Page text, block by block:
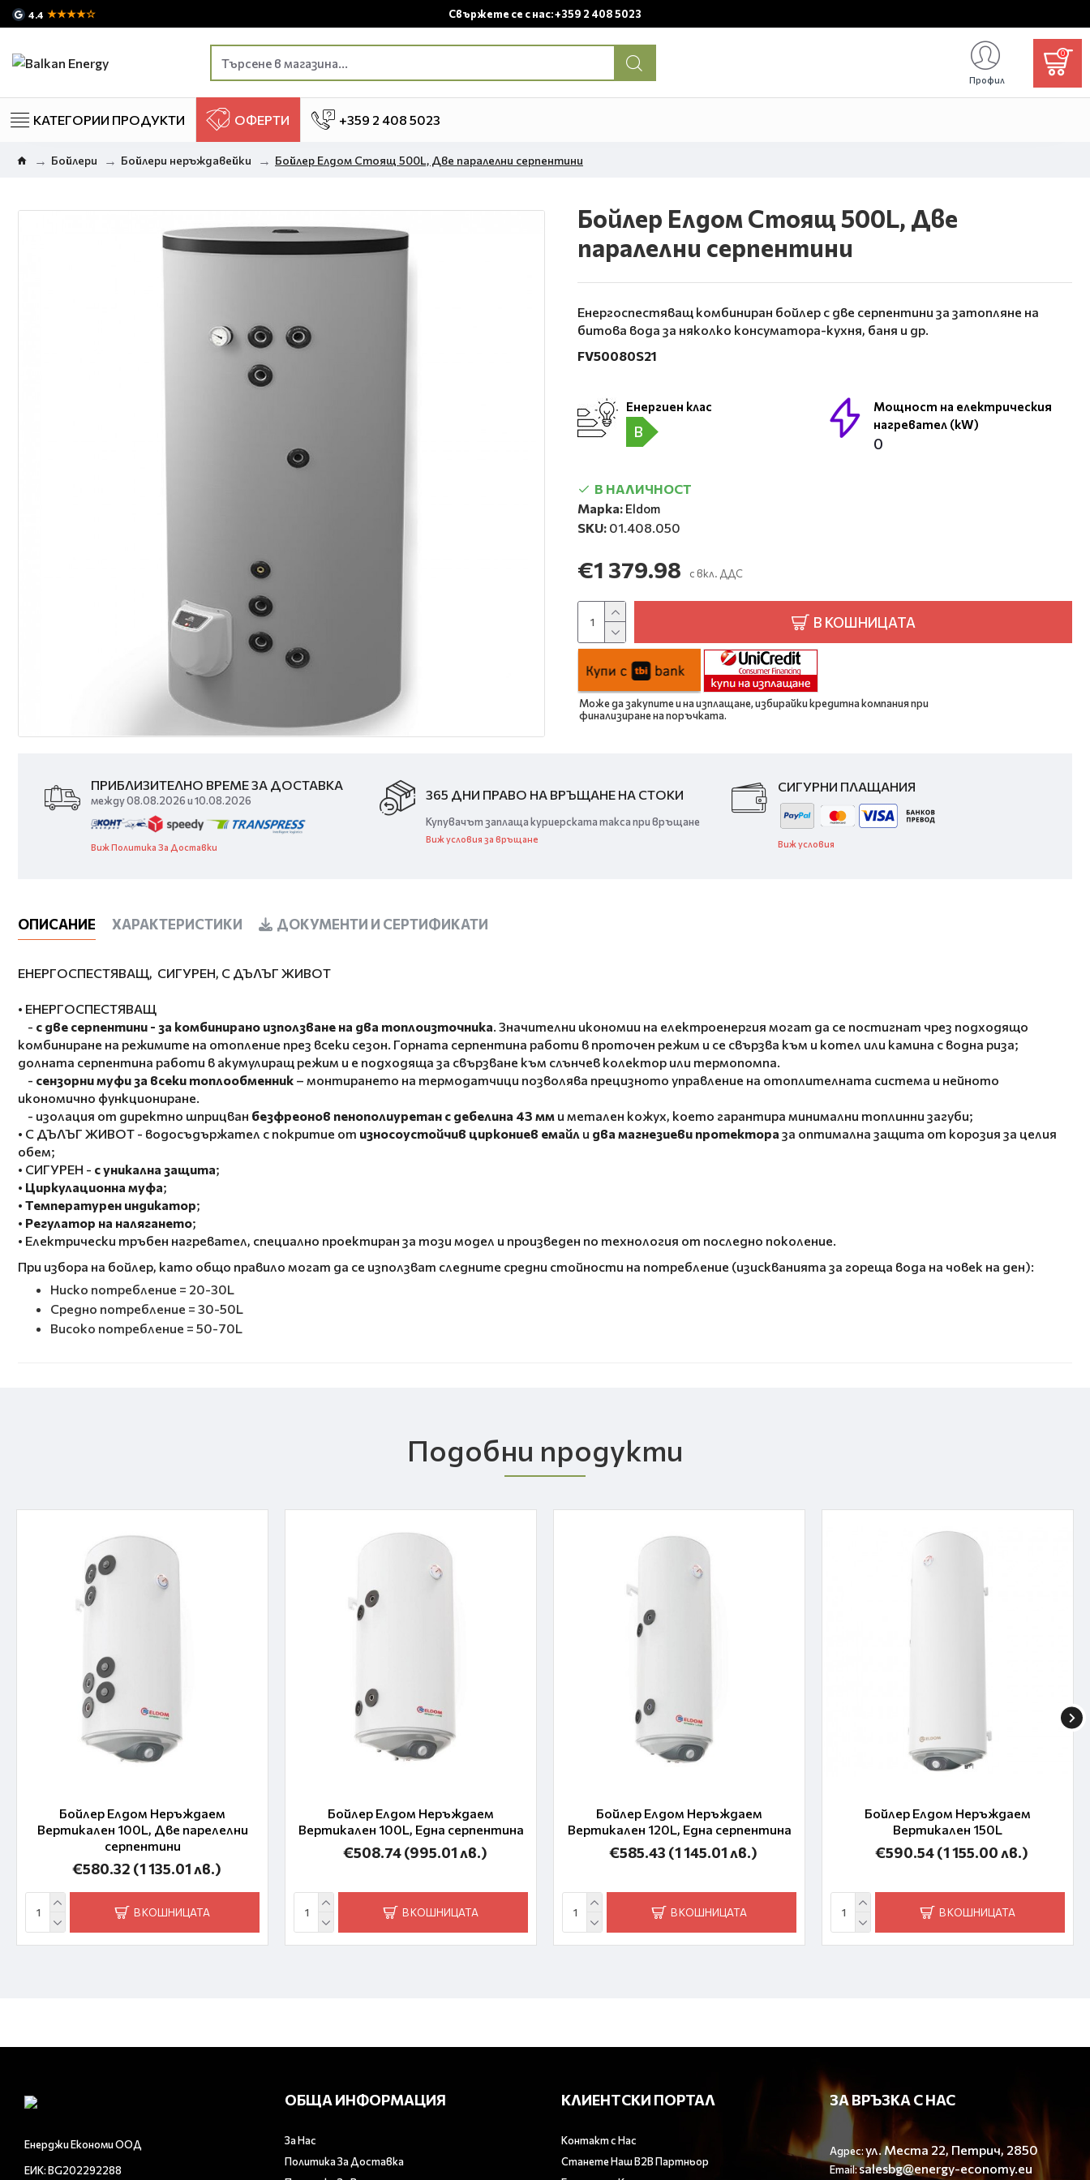
4.4 ★★★★☆ Свържете се с нас: +359 2 408 5023
Профил
0
КАТЕГОРИИ ПРОДУКТИ ОФЕРТИ +359 2 408 5023
Бойлери Бойлери неръждавейки Бойлер Елдом Стоящ 500L, Две паралелни серпентини
Бойлер Елдом Стоящ 500L, Две
паралелни серпентини
Енергоспестяващ комбиниран бойлер с две серпентини за затопляне на
битова вода за няколко консуматора-кухня, баня и др.
FV50080S21
Енергиен клас
B
Мощност на електрическия
нагревател (kW)
0
В НАЛИЧНОСТ
Марка: Eldom
SKU: 01.408.050
€1 379.98 с вкл. ДДС
В КОШНИЦАТА
Може да закупите и на изплащане, избирайки кредитна компания при
финализиране на поръчката.
ПРИБЛИЗИТЕЛНО ВРЕМЕ ЗА ДОСТАВКА
между 08.08.2026 и 10.08.2026
Виж Политика За Доставки
365 ДНИ ПРАВО НА ВРЪЩАНЕ НА СТОКИ
Купувачът заплаща куриерската такса при връщане
Виж условия за връщане
СИГУРНИ ПЛАЩАНИЯ
Виж условия
ОПИСАНИЕ ХАРАКТЕРИСТИКИ ДОКУМЕНТИ И СЕРТИФИКАТИ
ЕНЕРГОСПЕСТЯВАЩ, СИГУРЕН, С ДЪЛЪГ ЖИВОТ
• ЕНЕРГОСПЕСТЯВАЩ
- с две серпентини - за комбинирано използване на два топлоизточника. Значителни икономии на електроенергия могат да се постигнат чрез подходящо
комбиниране на режимите на отопление през всеки сезон. Горната серпентина работи в проточен режим и се свързва към и котел или камина с водна риза;
долната серпентина работи в акумулиращ режим и е подходяща за свързване към слънчев колектор или термопомпа.
- сензорни муфи за всеки топлообменник – монтирането на термодатчици позволява прецизното управление на отоплителната система и нейното
икономично функциониране.
- изолация от директно шприцван безфреонов пенополиуретан с дебелина 43 мм и метален кожух, което гарантира минимални топлинни загуби;
• С ДЪЛЪГ ЖИВОТ - водосъдържател с покритие от износоустойчив циркониев емайл и два магнезиеви протектора за оптимална защита от корозия за целия
обем;
• СИГУРЕН - с уникална защита;
• Циркулационна муфа;
• Температурен индикатор;
• Регулатор на налягането;
• Електрически тръбен нагревател, специално проектиран за този модел и произведен по технология от последно поколение.
При избора на бойлер, като общо правило могат да се използват следните средни стойности на потребление (изискванията за гореща вода на човек на ден):
Ниско потребление = 20-30L
Средно потребление = 30-50L
Високо потребление = 50-70L
Подобни продукти
Бойлер Елдом Неръждаем
Вертикален 100L, Две парелелни
серпентини
€580.32 (1 135.01 лв.)
В КОШНИЦАТА
Бойлер Елдом Неръждаем
Вертикален 100L, Една серпентина
€508.74(995.01 лв.)
В КОШНИЦАТА
Бойлер Елдом Неръждаем
Вертикален 120L, Една серпентина
€585.43 (1 145.01 лв.)
В КОШНИЦАТА
Бойлер Елдом Неръждаем
Вертикален 150L
€590.54(1 155.00 лв.)
В КОШНИЦАТА
Енерджи Економи ООД
ЕИК: BG202292288
ОБЩА ИНФОРМАЦИЯ
За Нас
Политика За Доставка
КЛИЕНТСКИ ПОРТАЛ
Контакт с Нас
Станете Наш B2B Партньор
ЗА ВРЪЗКА С НАС
Адрес:ул. Места 22, Петрич, 2850
Email:salesbg@energy-economy.eu